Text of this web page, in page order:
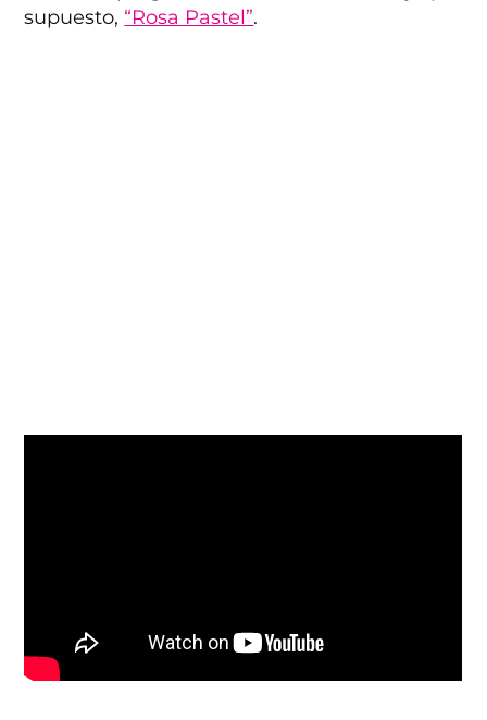
supuesto, “Rosa Pastel”.